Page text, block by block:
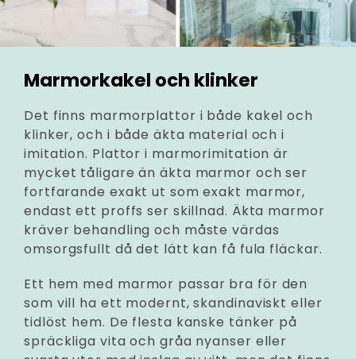
Marmorkakel och klinker
Det finns marmorplattor i både kakel och
klinker, och i både äkta material och i
imitation. Plattor i marmorimitation är
mycket tåligare än äkta marmor och ser
fortfarande exakt ut som exakt marmor,
endast ett proffs ser skillnad. Äkta marmor
kräver behandling och måste värdas
omsorgsfullt då det lätt kan få fula fläckar.
Ett hem med marmor passar bra för den
som vill ha ett modernt, skandinaviskt eller
tidlöst hem. De flesta kanske tänker på
spräckliga vita och gråa nyanser eller